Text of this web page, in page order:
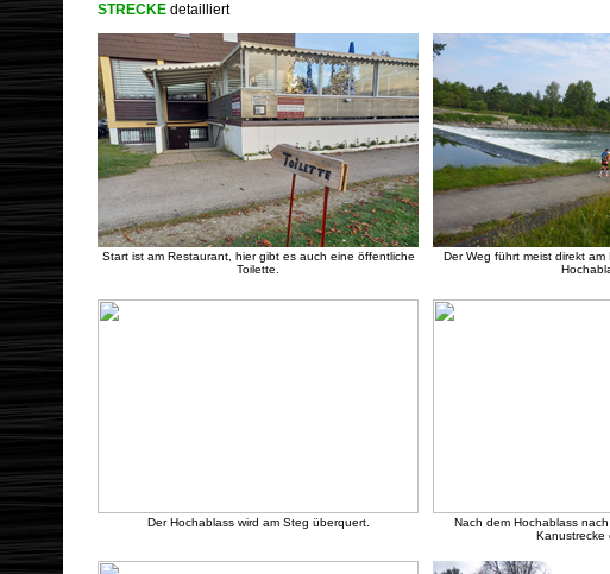
STRECKE detailliert
Start ist am Restaurant, hier gibt es auch eine öffentliche
Toilette.
Der Weg führt meist direkt
Der Hochablass wird am Steg überquert.
Nach dem Hochablass
Kanustrecke